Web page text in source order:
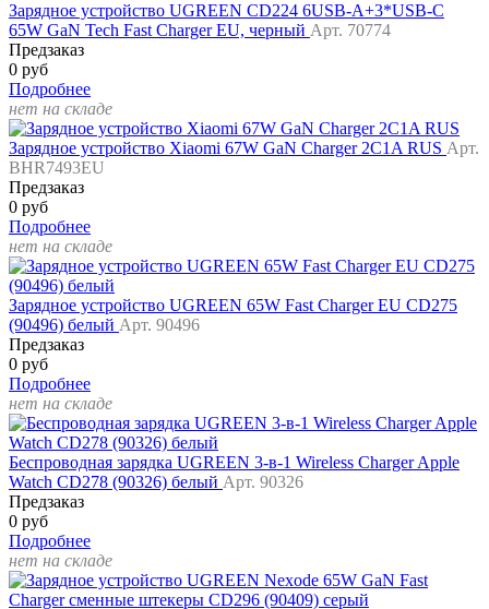
Зарядное устройство UGREEN CD224 6USB-A+3*USB-C
65W GaN Tech Fast Charger EU, черный Арт. 70774
Предзаказ
0 руб
Подробнее
нет на складе
Зарядное устройство Xiaomi 67W GaN Charger 2C1A RUS Арт.
BHR7493EU
Предзаказ
0 руб
Подробнее
нет на складе
Зарядное устройство UGREEN 65W Fast Charger EU CD275
(90496) белый Арт. 90496
Предзаказ
0 руб
Подробнее
нет на складе
Беспроводная зарядка UGREEN 3-в-1 Wireless Charger Apple
Watch CD278 (90326) белый Арт. 90326
Предзаказ
0 руб
Подробнее
нет на складе